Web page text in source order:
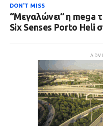
DON'T MISS
“Μεγαλώνει” η mega
Six Senses Porto Heli